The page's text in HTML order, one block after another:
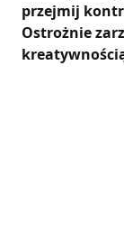
przejmij
Ostrożnie